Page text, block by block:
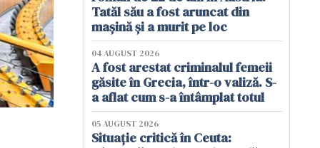
Tatăl său a fost aruncat din
mașină și a murit pe loc
04 AUGUST 2026
A fost arestat criminalul femeii
găsite în Grecia, într-o valiză. S-
a aflat cum s-a întâmplat totul
05 AUGUST 2026
Situație critică în Ceuta: